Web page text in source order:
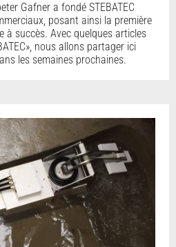
Gafner a fondé STEBATEC
posant ainsi la première
à succès. Avec quelques articles
nous allons partager ici
les semaines prochaines.